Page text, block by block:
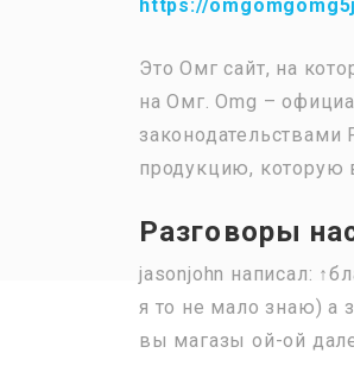
https://
Это Омг сайт, на
на Омг. Omg –
продукцию, которую
Разговоры
jasonjohn написал:
я то не мало знаю) а
вы магазы ой-ой